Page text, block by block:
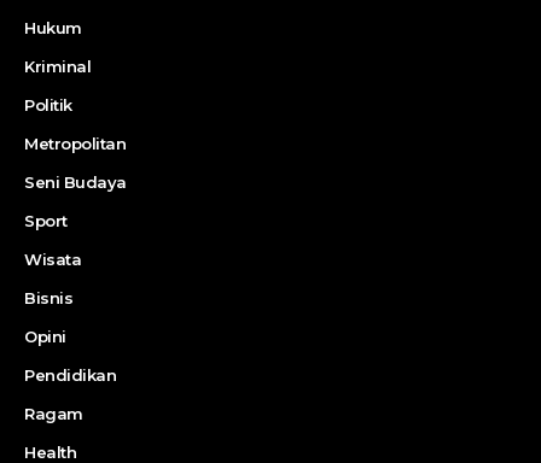
Hukum
Kriminal
Politik
Metropolitan
Seni Budaya
Sport
Wisata
Bisnis
Opini
Pendidikan
Ragam
Health